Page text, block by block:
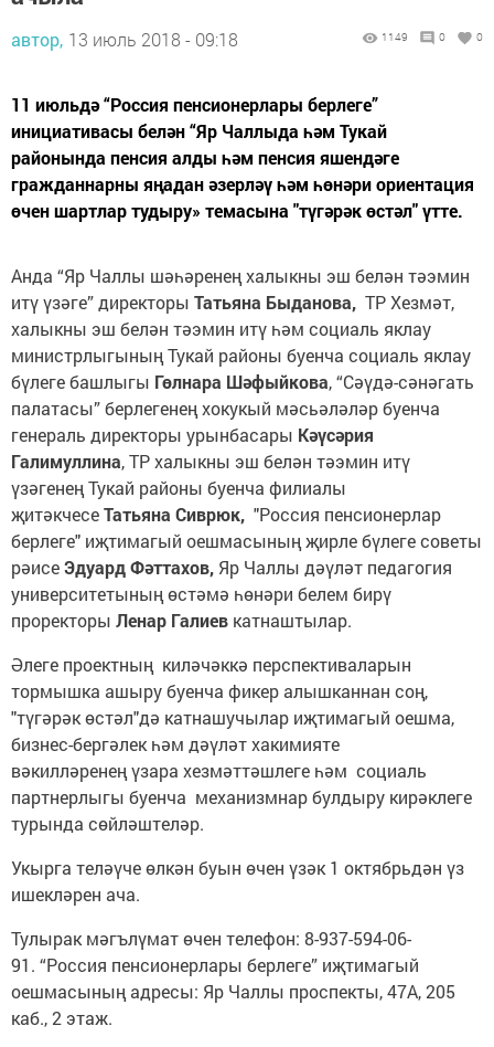
автор, 13 июль 2018 - 09:18 1149 0 0
11 июльдә “Россия пенсионерлары берлеге”
инициативасы белән “Яр Чаллыда һәм Тукай
районында пенсия алды һәм пенсия яшендәге
гражданнарны яңадан әзерләү һәм һөнәри ориентация
өчен шартлар тудыру» темасына "түгәрәк өстәл" үтте.
Анда “Яр Чаллы шәһәренең халыкны эш белән тәэмин
итү үзәге” директоры Татьяна Быданова, ТР Хезмәт,
халыкны эш белән тәэмин итү һәм социаль яклау
министрлыгының Тукай районы буенча социаль яклау
бүлеге башлыгы Гөлнара Шәфыйкова, “Сәүдә-сәнәгать
палатасы” берлегенең хокукый мәсьәләләр буенча
генераль директоры урынбасары Кәүсәрия
Галимуллина, ТР халыкны эш белән тәэмин итү
үзәгенең Тукай районы буенча филиалы
җитәкчесеТатьяна Сиврюк, "Россия пенсионерлар
берлеге" иҗтимагый оешмасының җирле бүлеге советы
рәисеЭдуард Фәттахов, Яр Чаллы дәүләт педагогия
университетының өстәмә һөнәри белем бирү
проректоры Ленар Галиев катнаштылар.
Әлеге проектның киләчәккә перспективаларын
тормышка ашыру буенча фикер алышканнан соң,
"түгәрәк өстәл"дә катнашучылар иҗтимагый оешма,
бизнес-бергәлек һәм дәүләт хакимияте
вәкилләренең үзара хезмәттәшлеге һәм социаль
партнерлыгы буенча механизмнар булдыру кирәклеге
турында сөйләштеләр.
Укырга теләүче өлкән буын өчен үзәк 1 октябрьдән үз
ишекләрен ача.
Тулырак мәгълүмат өчен телефон: 8-937-594-06-
91. “Россия пенсионерлары берлеге” иҗтимагый
оешмасының адресы: Яр Чаллы проспекты, 47А, 205
каб., 2 этаж.